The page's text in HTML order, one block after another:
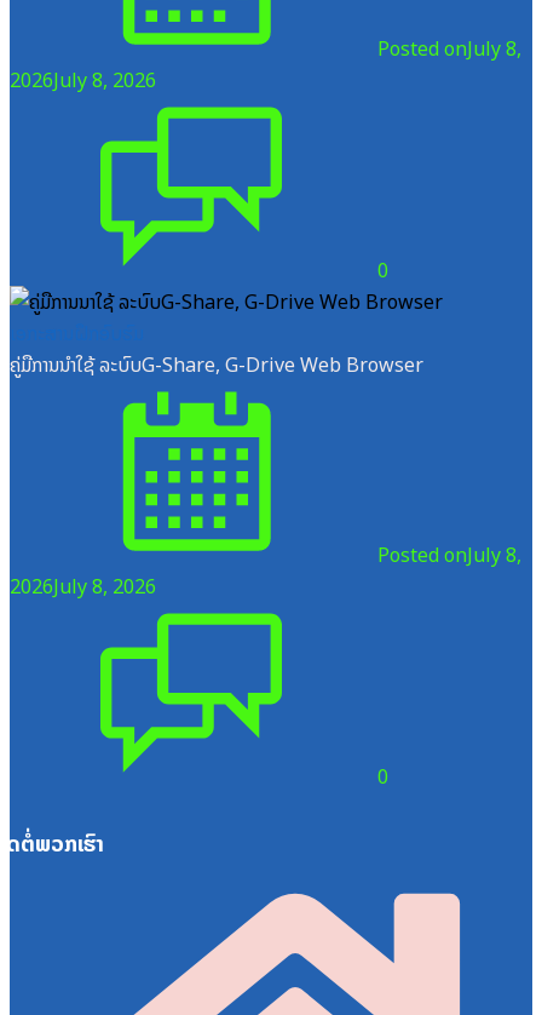
Posted onJuly 8,
2026July 8, 2026
0
ຄູ່ມືການນຳໃຊ້ ລະບົບG-Share, G-Drive Web Browser
Posted onJuly 8,
2026July 8, 2026
0
ຕໍ່ພວກເຮົາ